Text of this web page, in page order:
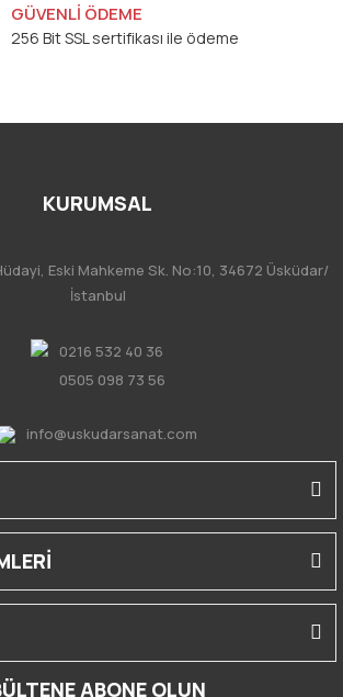
GÜVENLİ ÖDEME
256 Bit SSL sertifikası ile ödeme
KURUMSAL
Eski Mahkeme Sk. No:10, 34672 Üsküdar/
İstanbul
0216 532 40 36
0505 098 73 56
info@uskudarsanat.com
ABONE OLUN